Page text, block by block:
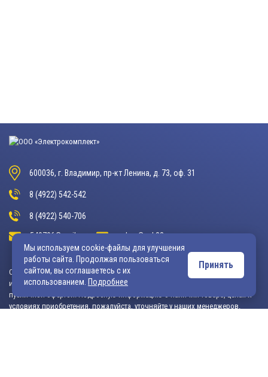
600036, г. Владимир, пр-кт Ленина, д. 73, оф. 31
8 (4922) 542-542
8 (4922) 540-706
540706@mail.ru zakaz@vek33.ru
Обращаем ваше внимание, что сайт vek33.ru носит исключительно
информационный характер и ни при каких условиях не является
публичной офертой. Подробную информацию о наличии товара, ценах и
условиях приобретения, пожалуйста, уточняйте у наших менеджеров.
Мы используем cookie-файлы для улучшения
работы сайта. Продолжая пользоваться
сайтом, вы соглашаетесь с их
использованием. Подробнее
Принять